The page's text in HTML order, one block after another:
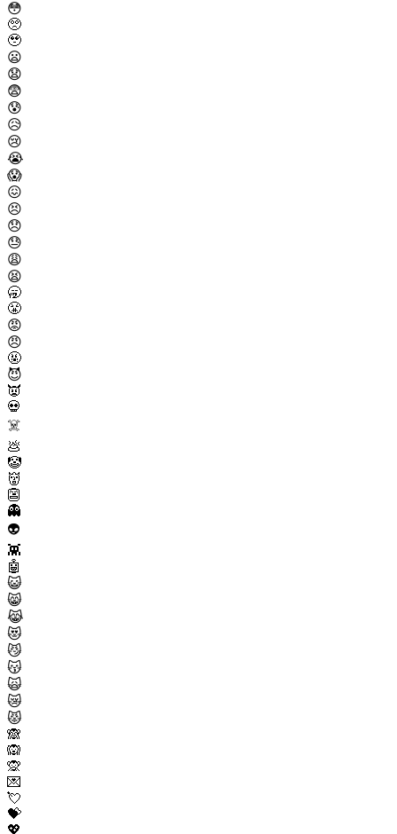
😳
🥺
🥹
😦
😧
😨
😰
😥
😢
😭
😱
😖
😣
😞
😓
😩
😫
🥱
😤
😡
😠
🤬
😈
👿
💀
☠️
💩
🤡
👹
👺
👻
👽
👾
🤖
😺
😸
😹
😻
😼
😽
🙀
😿
😾
🙈
🙉
🙊
💌
💘
💝
💖